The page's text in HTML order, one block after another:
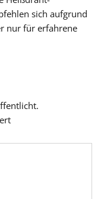
sich aufgrund
nur für erfahrene